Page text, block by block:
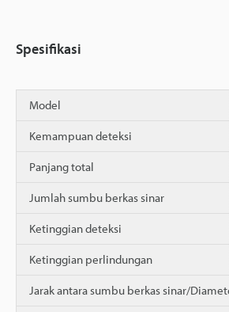
Spesifikasi
Model
Kemampuan deteksi
Panjang total
Jumlah sumbu berkas sinar
Ketinggian deteksi
Ketinggian perlindungan
Jarak antara sumbu berkas sinar/